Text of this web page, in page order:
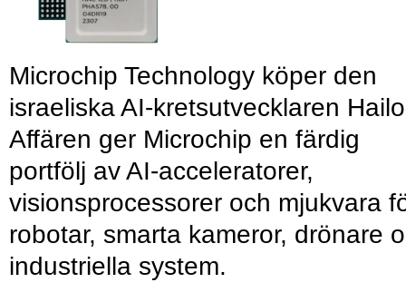
Microchip Technology köper den
israeliska AI-kretsutvecklaren
Affären ger Microchip en färdig
portfölj av AI-acceleratorer,
visionsprocessorer och mjukvara
robotar, smarta kameror, drönare
industriella system.